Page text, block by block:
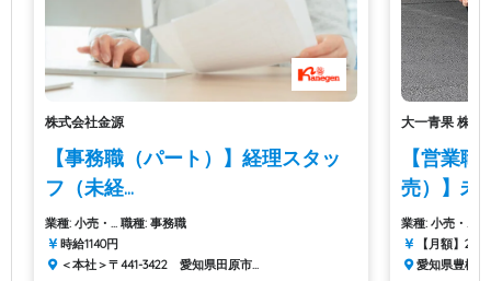
株式会社金源
【事務職（パート）】経理スタッ
フ（未経...
業種: 小売・... 職種: 事務職
時給1140円
＜本社＞〒441-3422 愛知県田原市...
大一青果 株式
【営業
売）】未
業種: 小売・...
【月額】
愛知県豊橋市